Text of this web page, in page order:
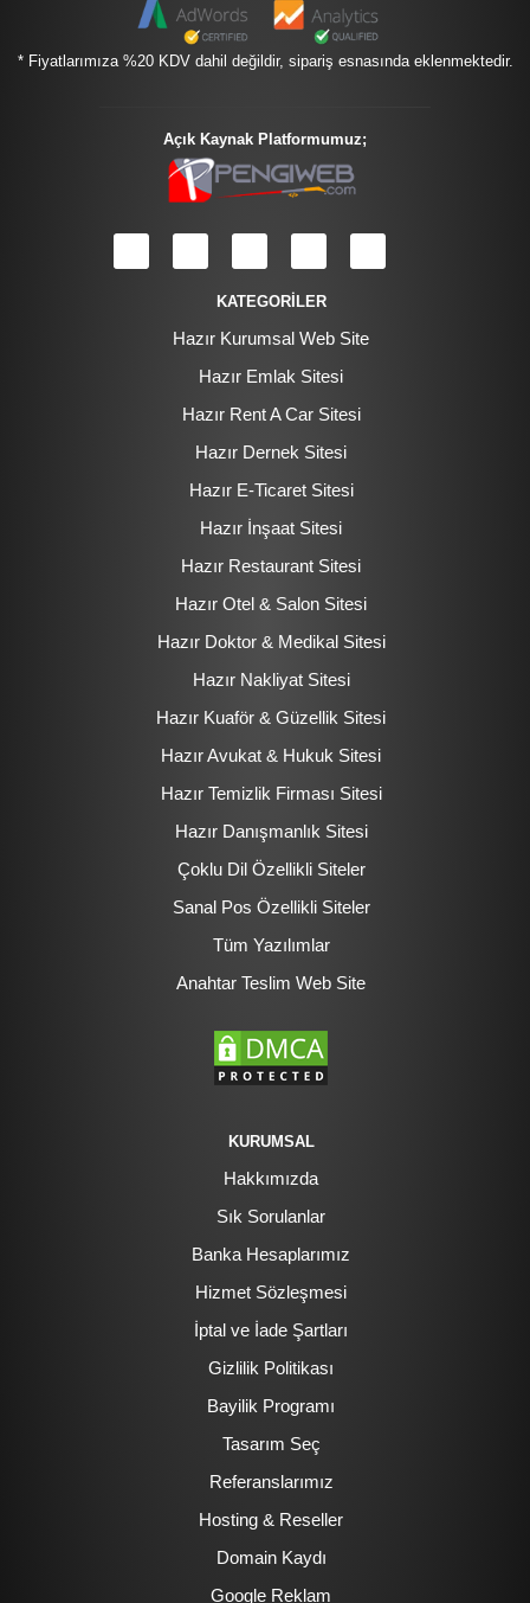
* Fiyatlarımıza %20 KDV dahil değildir, sipariş esnasında eklenmektedir.
Açık Kaynak Platformumuz;
KATEGORİLER
Hazır Kurumsal Web Site
Hazır Emlak Sitesi
Hazır Rent A Car Sitesi
Hazır Dernek Sitesi
Hazır E-Ticaret Sitesi
Hazır İnşaat Sitesi
Hazır Restaurant Sitesi
Hazır Otel & Salon Sitesi
Hazır Doktor & Medikal Sitesi
Hazır Nakliyat Sitesi
Hazır Kuaför & Güzellik Sitesi
Hazır Avukat & Hukuk Sitesi
Hazır Temizlik Firması Sitesi
Hazır Danışmanlık Sitesi
Çoklu Dil Özellikli Siteler
Sanal Pos Özellikli Siteler
Tüm Yazılımlar
Anahtar Teslim Web Site
KURUMSAL
Hakkımızda
Sık Sorulanlar
Banka Hesaplarımız
Hizmet Sözleşmesi
İptal ve İade Şartları
Gizlilik Politikası
Bayilik Programı
Tasarım Seç
Referanslarımız
Hosting & Reseller
Domain Kaydı
Google Reklam